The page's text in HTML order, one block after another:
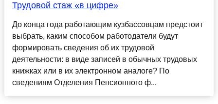
Трудовой стаж «в цифре»
До конца года работающим кузбассовцам предстоит
выбрать, каким способом работодатели будут
формировать сведения об их трудовой
деятельности: в виде записей в обычных трудовых
книжках или в их электронном аналоге? По
сведениям Отделения Пенсионного ф...